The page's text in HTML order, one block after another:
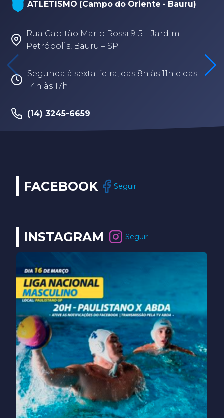
ATLETISMO (Campo do Oriente - Bauru)
Rua Capitão Mario Rossi 9-5 – Jardim
Petrópolis, Bauru – SP
Segunda à sexta-feira, das 8h às 11h e das
14h às 17h
(14) 3245-6659
FACEBOOK Seguir
INSTAGRAM Seguir